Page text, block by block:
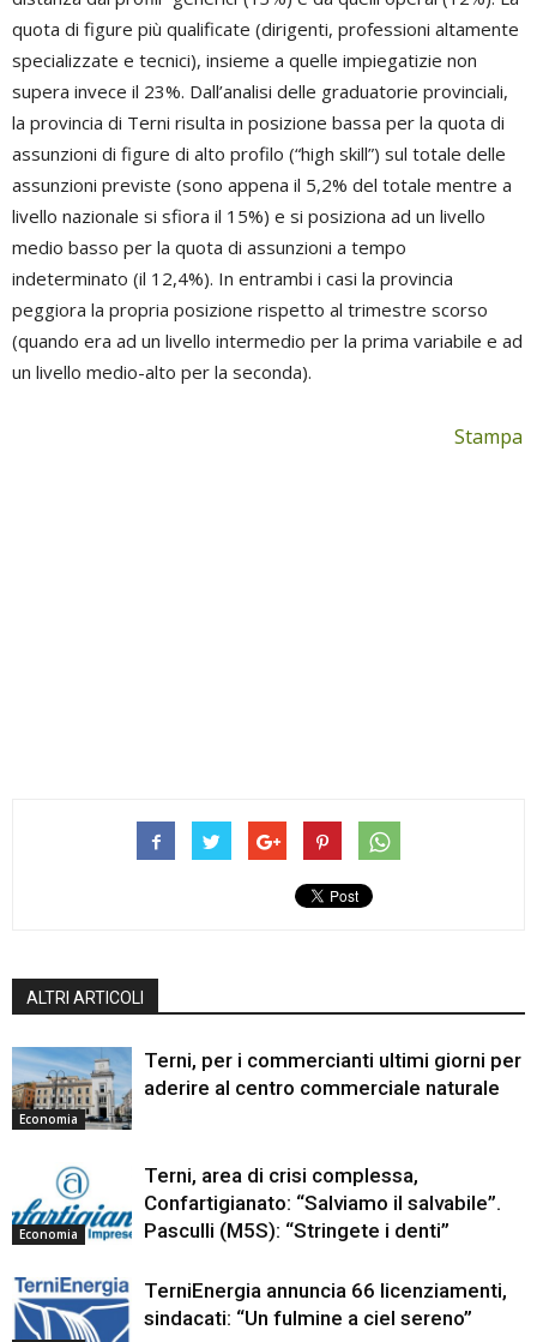
quota di figure più qualificate (dirigenti, professioni altamente
specializzate e tecnici), insieme a quelle impiegatizie non
supera invece il 23%. Dall’analisi delle graduatorie provinciali,
la provincia di Terni risulta in posizione bassa per la quota di
assunzioni di figure di alto profilo (“high skill”) sul totale delle
assunzioni previste (sono appena il 5,2% del totale mentre a
livello nazionale si sfiora il 15%) e si posiziona ad un livello
medio basso per la quota di assunzioni a tempo
indeterminato (il 12,4%). In entrambi i casi la provincia
peggiora la propria posizione rispetto al trimestre scorso
(quando era ad un livello intermedio per la prima variabile e ad
un livello medio-alto per la seconda).
Stampa
ALTRI ARTICOLI
Economia
Terni, per i commercianti ultimi giorni per
aderire al centro commerciale naturale
Economia
Terni, area di crisi complessa,
Confartigianato: “Salviamo il salvabile”.
Pasculli (M5S): “Stringete i denti”
TerniEnergia annuncia 66 licenziamenti,
sindacati: “Un fulmine a ciel sereno”